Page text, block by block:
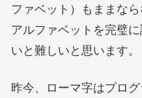
ファベット）もままな
アルファベットを完璧
いと難しいと思います。
昨今、ローマ字はプロ